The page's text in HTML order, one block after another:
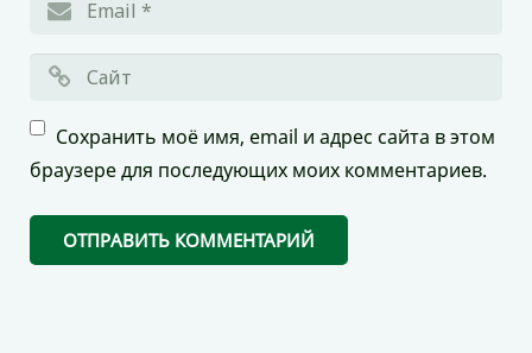
Сохранить моё имя, email и адрес сайта в этом
браузере для последующих моих комментариев.